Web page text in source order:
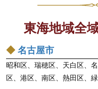
ン
東海地域全
◆ 名古屋市
昭和区、瑞穂区、天白区、
区、港区、南区、熱田区、